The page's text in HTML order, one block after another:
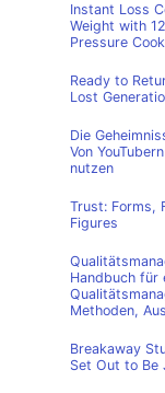
Instant Loss
Weight with
Pressure
Ready to
Lost
Die
Von
nutzen
Trust: Forms,
Figures
Handbuch für
Methoden,
Breakaway
Set Out to Be